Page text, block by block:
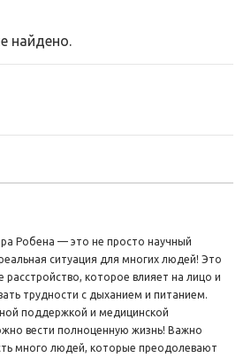
найдено.
Робена — это не просто научный
ситуация для многих людей! Это
расстройство, которое влияет на лицо и
трудности с дыханием и питанием.
поддержкой и медицинской
вести полноценную жизнь! Важно
много людей, которые преодолевают